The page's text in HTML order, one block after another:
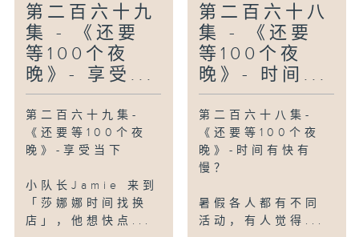
第二百六十九
集 - 《还要
等100个夜
晚》- 享受...
第二百六十九集-
《还要等100个夜
晚》-享受当下
小队长Jamie 来到
「莎娜娜时间找换
店」，他想快点...
第二百六十八
集 - 《还要
等100个夜
晚》- 时间...
第二百六十八集-
《还要等100个夜
晚》-时间有快有
慢？
暑假各人都有不同
活动，有人觉得...